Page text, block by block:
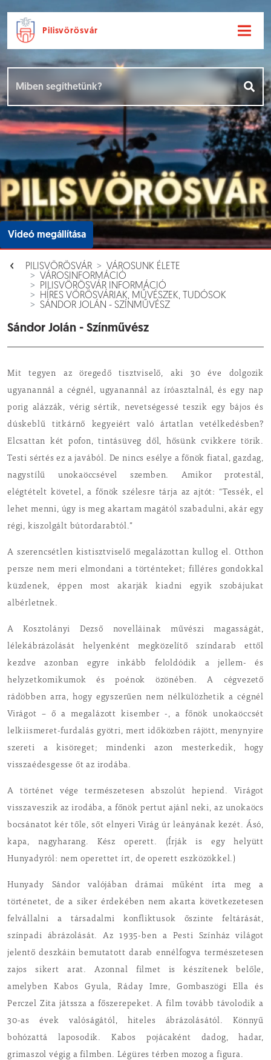
Ugrás a fő tartalomhoz
Pilisvörösvár
Videó megállítása
PILISVÖRÖSVÁR
VÁROSUNK ÉLETE
VÁROSINFORMÁCIÓ
PILISVÖRÖSVÁR INFORMÁCIÓ
HÍRES VÖRÖSVÁRIAK, MŰVÉSZEK, TUDÓSOK
SÁNDOR JOLÁN - SZÍNMŰVÉSZ
Sándor Jolán - Színművész
Mit tegyen az öregedő tisztviselő, aki 30 éve dolgozik
ugyanannál a cégnél, ugyanannál az íróasztalnál, és egy nap
porig alázzák, vérig sértik, nevetségessé teszik egy bájos és
dúskeblű titkárnő kegyeiért való ártatlan vetélkedésben?
Elcsattan két pofon, tintásüveg dől, hősünk cvikkere törik.
Testi sértés ez a javából. De nincs esélye a főnök fiatal, gazdag,
nagystílű unokaöccsével szemben. Amikor protestál,
elégtételt követel, a főnök szélesre tárja az ajtót: “Tessék, el
lehet menni, úgy is meg akartam magától szabadulni, akár egy
régi, kiszolgált bútordarabtól.”
A szerencsétlen kistisztviselő megalázottan kullog el. Otthon
persze nem meri elmondani a történteket; filléres gondokkal
küzdenek, éppen most akarják kiadni egyik szobájukat
albérletnek.
A Kosztolányi Dezső novelláinak művészi magasságát,
lélekábrázolását helyenként megközelítő színdarab ettől
kezdve azonban egyre inkább feloldódik a jellem- és
helyzetkomikumok és poénok özönében. A cégvezető
rádöbben arra, hogy egyszerűen nem nélkülözhetik a cégnél
Virágot – ő a megalázott kisember -, a főnök unokaöccsét
lelkiismeret-furdalás gyötri, mert időközben rájött, menynyire
szereti a kisöreget; mindenki azon mesterkedik, hogy
visszaédesgesse őt az irodába.
A történet vége természetesen abszolút hepiend. Virágot
visszaveszik az irodába, a főnök pertut ajánl neki, az unokaöcs
bocsánatot kér tőle, sőt elnyeri Virág úr leányának kezét. Ásó,
kapa, nagyharang. Kész operett. (Írják is egy helyütt
Hunyadyról: nem operettet írt, de operett eszközökkel.)
Hunyady Sándor valójában drámai műként írta meg a
történetet, de a siker érdekében nem akarta következetesen
felvállalni a társadalmi konfliktusok őszinte feltárását,
színpadi ábrázolását. Az 1935-ben a Pesti Színház világot
jelentő deszkáin bemutatott darab ennélfogva természetesen
zajos sikert arat. Azonnal filmet is készítenek belőle,
amelyben Kabos Gyula, Ráday Imre, Gombaszögi Ella és
Perczel Zita játssza a főszerepeket. A film tovább távolodik a
30-as évek valóságától, hiteles ábrázolásától. Könnyű
bohózattá laposodik. Kabos pojácaként dadog, hadar,
grimaszol végig a filmben. Légüres térben mozog a figura.
Hírek [
Események []
Dokumentumok [
Aloldalak []